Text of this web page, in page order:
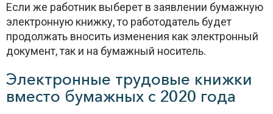
Если же работник выберет в заявлении бумажную
электронную книжку, то работодатель будет
продолжать вносить изменения как электронный
документ, так и на бумажный носитель.
Электронные трудовые книжки
вместо бумажных с 2020 года